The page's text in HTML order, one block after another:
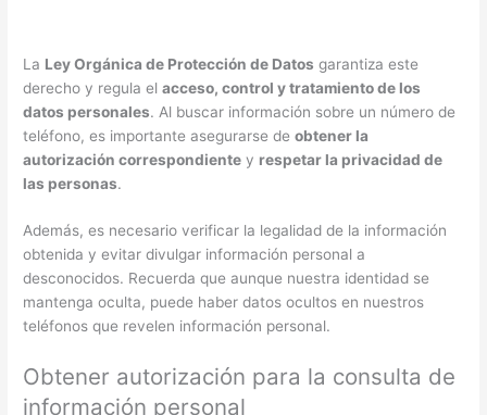
La Ley Orgánica de Protección de Datos garantiza este
derecho y regula elacceso, control y tratamiento de los
datos personales. Al buscar información sobre un número de
teléfono, es importante asegurarse deobtener la
autorización correspondiente y respetar la privacidad de
las personas.
Además, es necesario verificar la legalidad de la información
obtenida y evitar divulgar información personal a
desconocidos. Recuerda que aunque nuestra identidad se
mantenga oculta, puede haber datos ocultos en nuestros
teléfonos que revelen información personal.
Obtener autorización para la consulta de
información personal